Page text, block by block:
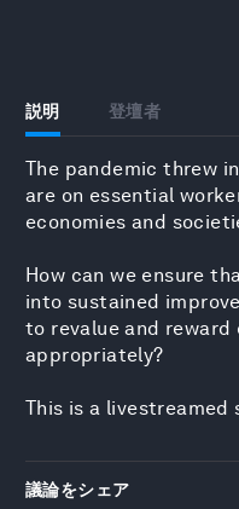
説明 登壇者
The pandemic threw
are on essential
economies and
How can we ensure
into sustained
to revalue and reward
appropriately?
This is a livestreamed
議論をシェア